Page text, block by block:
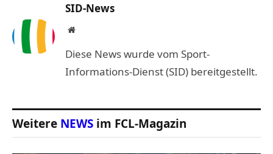
SID-News
Website
Diese News wurde vom Sport-
Informations-Dienst (SID) bereitgestellt.
Weitere NEWS im FCL-Magazin